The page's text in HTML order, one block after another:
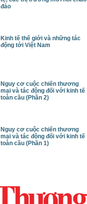
đảo
Kinh tế thế giới và những tác
động tới Việt Nam
Nguy cơ cuộc chiến thương
mại và tác động đối với kinh tế
toàn cầu (Phần 2)
Nguy cơ cuộc chiến thương
mại và tác động đối với kinh tế
toàn cầu (Phần 1)